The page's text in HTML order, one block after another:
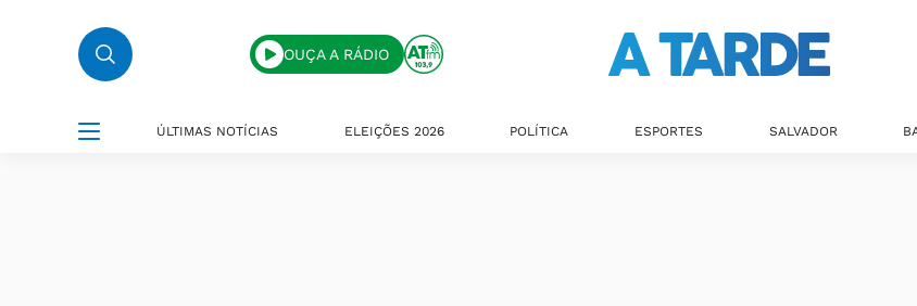
OUÇA A RÁDIO
ÚLTIMAS NOTÍCIAS ELEIÇÕES 2026 POLÍTICA ESPORTES SALVADOR